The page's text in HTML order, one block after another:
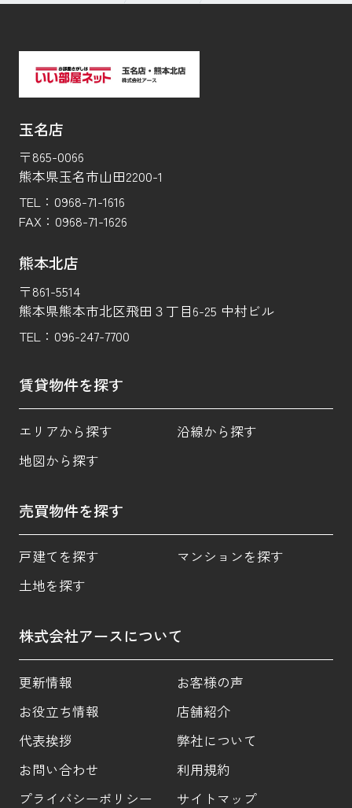
玉名店
〒865-0066
熊本県玉名市山田2200-1
TEL： 0968-71-1616
FAX： 0968-71-1626
熊本北店
〒861-5514
熊本県熊本市北区飛田３丁目6-25 中村ビル
TEL： 096-247-7700
賃貸物件を探す
エリアから探す
沿線から探す
地図から探す
売買物件を探す
戸建てを探す
マンションを探す
土地を探す
株式会社アースについて
更新情報
お客様の声
お役立ち情報
店舗紹介
代表挨拶
弊社について
お問い合わせ
利用規約
プライバシーポリシー
サイトマップ